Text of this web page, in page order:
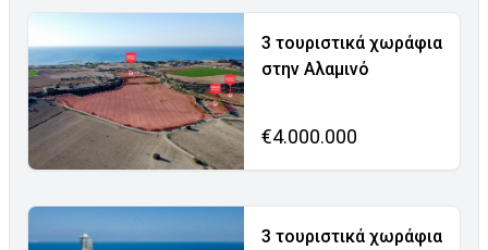
3 τουριστικά χωράφια
στην Αλαμινό
€4.000.000
3 τουριστικά χωράφια